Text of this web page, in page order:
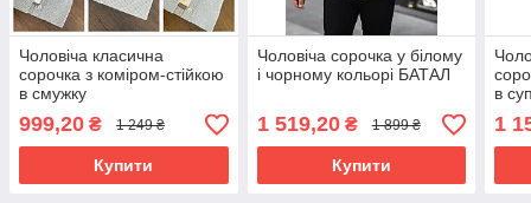
Чоловіча класична
сорочка з коміром-стійкою
в смужку
999,20 ₴ 1 249 ₴
Купити
Чоловіча сорочка у білому
і чорному кольорі БАТАЛ
1 519,20₴ 1 899 ₴
Купити
в
1